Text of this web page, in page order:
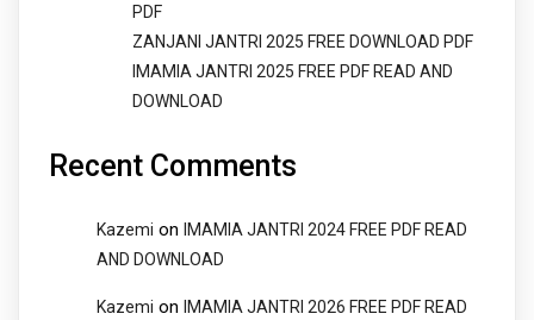
PDF
ZANJANI JANTRI 2025 FREE DOWNLOAD PDF
IMAMIA JANTRI 2025 FREE PDF READ AND
DOWNLOAD
Recent Comments
Kazemi on
IMAMIA JANTRI 2024 FREE PDF READ
AND DOWNLOAD
Kazemi on
IMAMIA JANTRI 2026 FREE PDF READ